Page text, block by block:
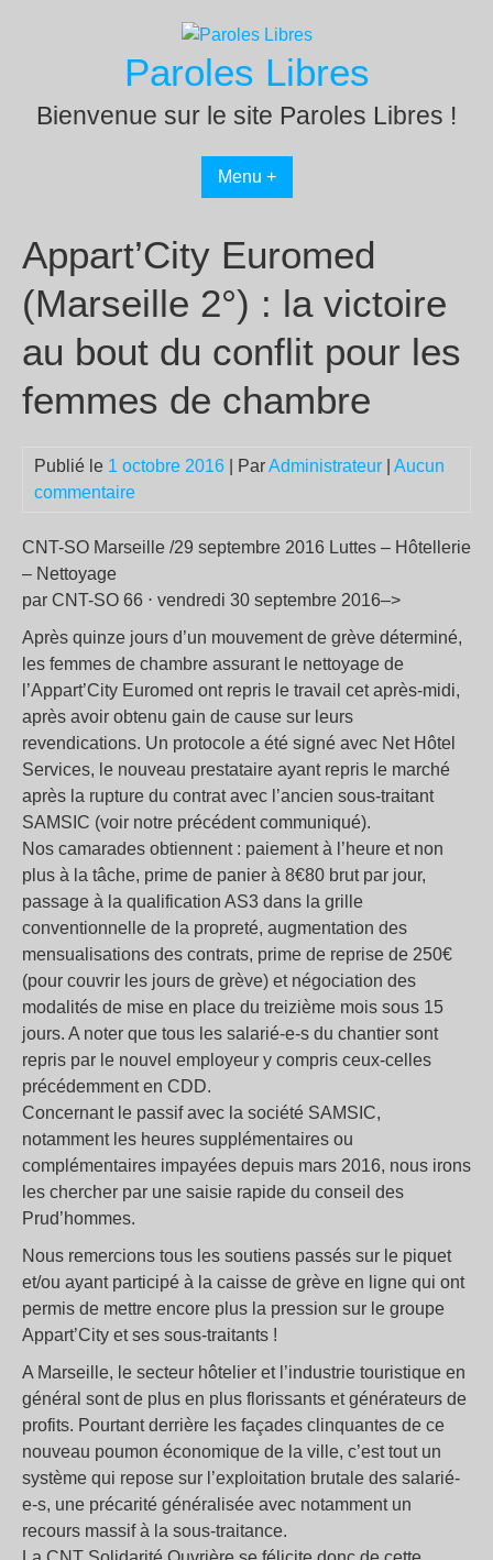
Paroles Libres
Bienvenue sur le site Paroles Libres !
Menu +
Appart’City Euromed
(Marseille 2°) : la victoire
au bout du conflit pour les
femmes de chambre
Publié le 1 octobre 2016 | ParAdministrateur
Aucun
commentaire
CNT-SO Marseille /29 septembre 2016 Luttes – Hôtellerie
– Nettoyage
par CNT-SO 66 ⋅ vendredi 30 septembre 2016–>
Après quinze jours d’un mouvement de grève déterminé,
les femmes de chambre assurant le nettoyage de
l’Appart’City Euromed ont repris le travail cet après-midi,
après avoir obtenu gain de cause sur leurs
revendications. Un protocole a été signé avec Net Hôtel
Services, le nouveau prestataire ayant repris le marché
après la rupture du contrat avec l’ancien sous-traitant
SAMSIC (voir notre précédent communiqué).
Nos camarades obtiennent : paiement à l’heure et non
plus à la tâche, prime de panier à 8€80 brut par jour,
passage à la qualification AS3 dans la grille
conventionnelle de la propreté, augmentation des
mensualisations des contrats, prime de reprise de 250€
(pour couvrir les jours de grève) et négociation des
modalités de mise en place du treizième mois sous 15
jours. A noter que tous les salarié-e-s du chantier sont
repris par le nouvel employeur y compris ceux-celles
précédemment en CDD.
Concernant le passif avec la société SAMSIC,
notamment les heures supplémentaires ou
complémentaires impayées depuis mars 2016, nous irons
les chercher par une saisie rapide du conseil des
Prud’hommes.
Nous remercions tous les soutiens passés sur le piquet
et/ou ayant participé à la caisse de grève en ligne qui ont
permis de mettre encore plus la pression sur le groupe
Appart’City et ses sous-traitants !
A Marseille, le secteur hôtelier et l’industrie touristique en
général sont de plus en plus florissants et générateurs de
profits. Pourtant derrière les façades clinquantes de ce
nouveau poumon économique de la ville, c’est tout un
système qui repose sur l’exploitation brutale des salarié-
e-s, une précarité généralisée avec notamment un
recours massif à la sous-traitance.